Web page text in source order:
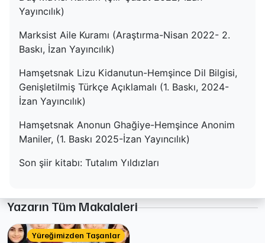
Yayıncılık)
Marksist Aile Kuramı (Araştırma-Nisan 2022- 2.
Baskı, İzan Yayıncılık)
Hamşetsnak Lizu Kidanutun-Hemşince Dil Bilgisi,
Genişletilmiş Türkçe Açıklamalı (1. Baskı, 2024-
İzan Yayıncılık)
Hamşetsnak Anonun Ghağiye-Hemşince Anonim
Maniler, (1. Baskı 2025-İzan Yayıncılık)
Son şiir kitabı: Tutalım Yıldızları
Yazarın Tüm Makalaleri
Yüreğimizden Taşanlar